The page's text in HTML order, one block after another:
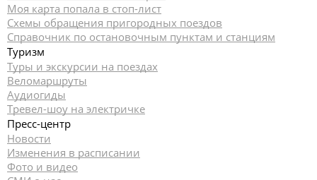
Моя карта попала в стоп-лист
Cхемы обращения пригородных поездов
Справочник по остановочным пунктам и станциям
Туризм
Туры и экскурсии на поездах
Веломаршруты
Аудиогиды
Тревел-шоу на электричке
Пресс-центр
Новости
Изменения в расписании
Фото и видео